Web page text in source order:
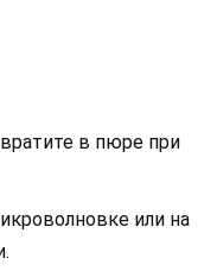
в пюре при
или на